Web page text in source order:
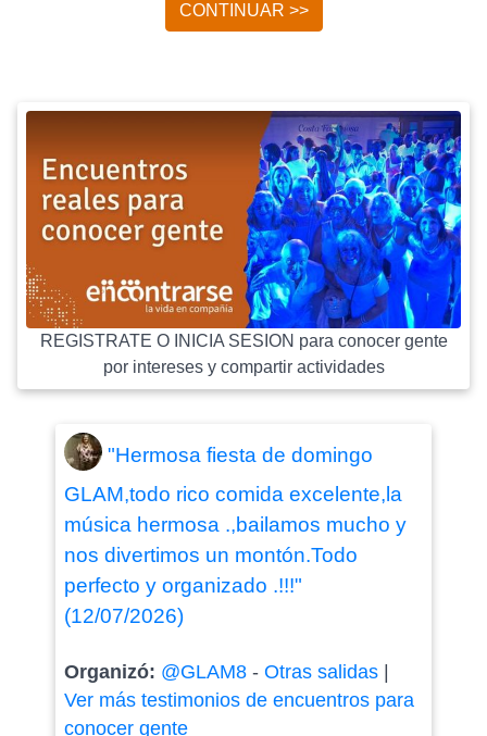
CONTINUAR >>
REGISTRATE O INICIA SESION para conocer gente
por intereses y compartir actividades
"Hermosa fiesta de domingo
GLAM,todo rico comida excelente,la
música hermosa .,bailamos mucho y
nos divertimos un montón.Todo
perfecto y organizado .!!!"
(12/07/2026)
Organizó: @GLAM8- Otras salidas|
Ver más testimonios de encuentros para
conocer gente